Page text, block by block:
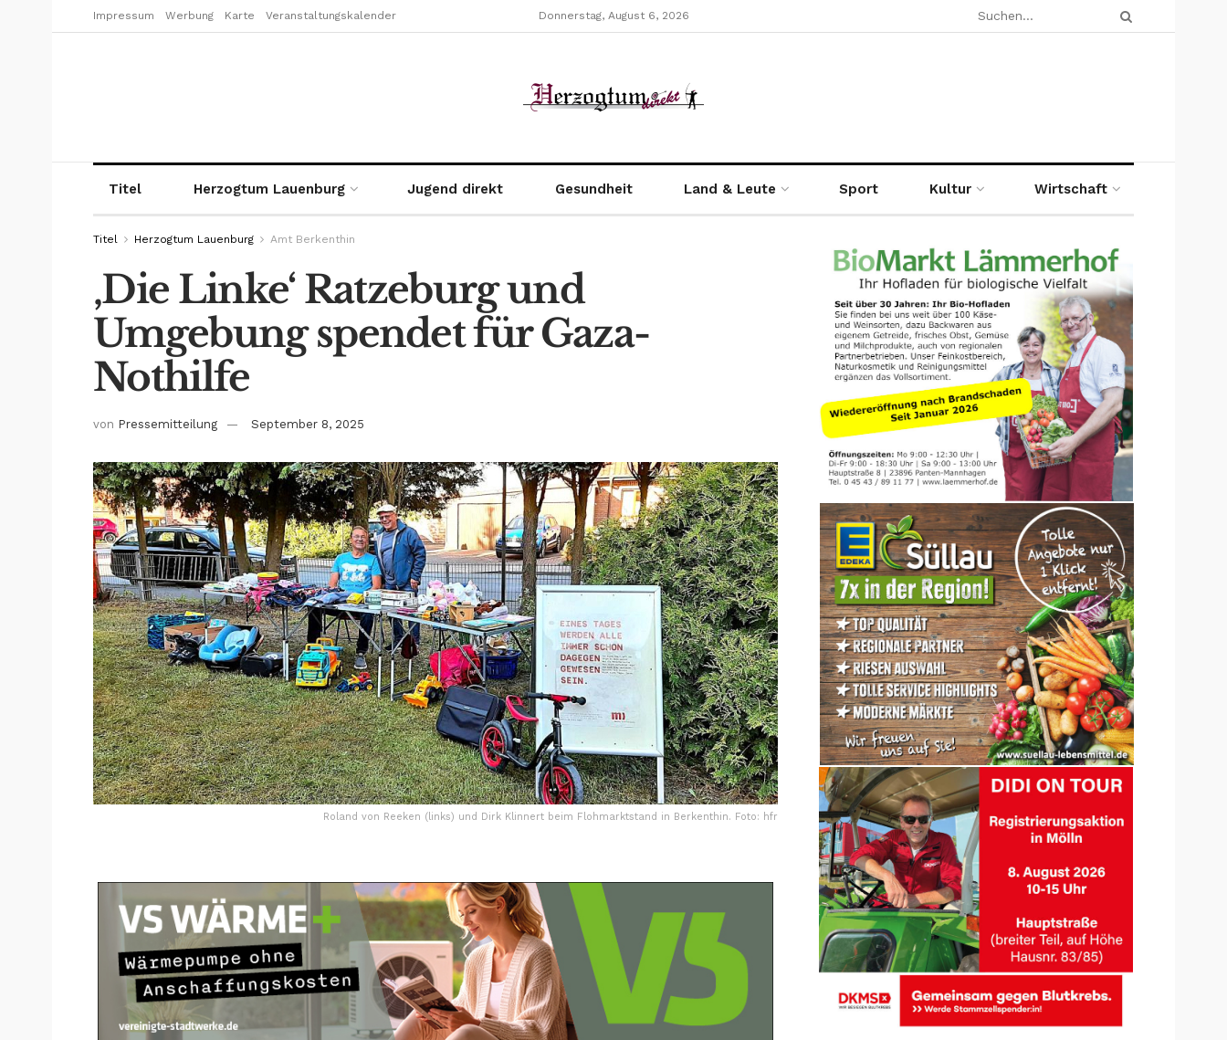
Impressum Werbung Karte Veranstaltungskalender Donnerstag, August 6, 2026
Titel Herzogtum Lauenburg Jugend direkt Gesundheit Land & Leute Sport Kultur Wirtschaft
Titel Herzogtum Lauenburg Amt Berkenthin
‚Die Linke‘ Ratzeburg und
Umgebung spendet für Gaza-
Nothilfe
von Pressemitteilung September 8, 2025
Roland von Reeken (links) und Dirk Klinnert beim Flohmarktstand in Berkenthin. Foto: hfr